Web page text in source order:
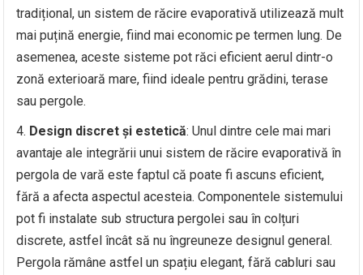
tradițional, un sistem de răcire evaporativă utilizează mult
mai puțină energie, fiind mai economic pe termen lung. De
asemenea, aceste sisteme pot răci eficient aerul dintr-o
zonă exterioară mare, fiind ideale pentru grădini, terase
sau pergole.
Design discret și estetică: Unul dintre cele mai mari
avantaje ale integrării unui sistem de răcire evaporativă în
pergola de vară este faptul că poate fi ascuns eficient,
fără a afecta aspectul acesteia. Componentele sistemului
pot fi instalate sub structura pergolei sau în colțuri
discrete, astfel încât să nu îngreuneze designul general.
Pergola rămâne astfel un spațiu elegant, fără cabluri sau